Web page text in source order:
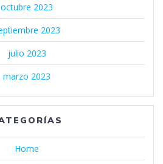
octubre 2023
2023
julio 2023
marzo 2023
Home